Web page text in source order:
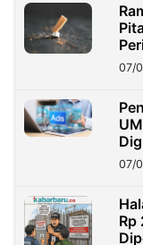
07/
07/
Rp